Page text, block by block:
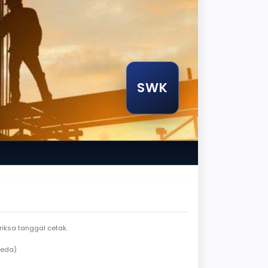
SWK
jendela berlaku
tanggal cetak.